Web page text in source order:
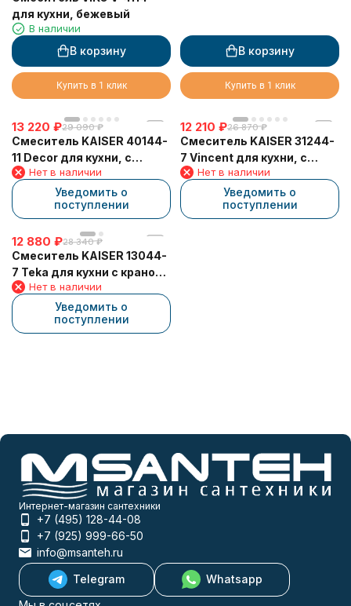
для кухни, бежевый
В наличии
В корзину
Купить в 1 клик
В корзину
Купить в 1 клик
13 220 ₽29 090 ₽
Смеситель KAISER 40144-
11 Decor для кухни, с
краном для питьевой
воды, бежевый мрамор
Нет в наличии
Уведомить о
поступлении
12 210 ₽26 870 ₽
Смеситель KAISER 31244-
7 Vincent для кухни, с
краном для питьевой
воды, бежевый мрамор
Нет в наличии
Уведомить о
поступлении
12 880 ₽28 340 ₽
Смеситель KAISER 13044-
7 Teka для кухни с краном
для питьевой воды,
бежевый
Нет в наличии
Уведомить о
поступлении
Интернет-магазин сантехники
+7 (495) 128-44-08
+7 (925) 999-66-50
info@msanteh.ru
Telegram
Whatsapp